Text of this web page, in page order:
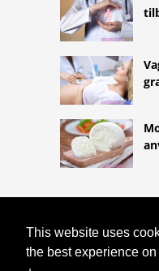
This website uses
the best experience
HTTPS://